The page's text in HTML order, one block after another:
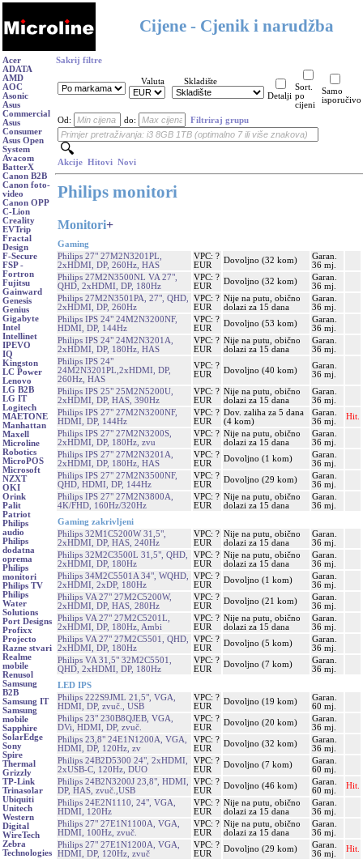
Cijene - Cjenik i narudžba
Acer
ADATA
AMD
AOC
Asonic
Asus
Commercial
Asus
Consumer
Asus Open
System
Avacom
BatterX
Canon B2B
Canon foto-
video
Canon OPP
C-Lion
Creality
EVTrip
Fractal
Design
F-Secure
FSP -
Fortron
Fujitsu
Gainward
Genesis
Genius
Gigabyte
Intel
Intellinet
IPEVO
IQ
Kingston
LC Power
Lenovo
LG B2B
LG IT
Logitech
MAETONE
Manhattan
Maxell
Microline
Robotics
MicroPOS
Microsoft
NZXT
OKI
Orink
Palit
Patriot
Philips
audio
Philips
dodatna
oprema
Philips
monitori
Philips TV
Philips
Water
Solutions
Port Designs
Profixx
Projecto
Razne stvari
Realme
mobile
Renusol
Samsung
B2B
Samsung IT
Samsung
mobile
Sapphire
SolarEdge
Sony
Spire
Thermal
Grizzly
TP-Link
Trinasolar
Ubiquiti
Unitech
Western
Digital
WireTech
Zebra
Technologies
Sakrij filtre
Valuta
Skladište
Detalji
Sort.
po
cijeni
Samo
isporučivo
Od: do: Filtriraj grupu
Akcije Hitovi Novi
Philips monitori
Monitori+
Gaming
Philips 27" 27M2N3201PL,
2xHDMI, DP, 260Hz, HAS
VPC: ?
EUR
Dovoljno (32 kom)
Garan.
36 mj.
Philips 27M2N3500NL VA 27",
QHD, 2xHDMI, DP, 180Hz
VPC: ?
EUR
Dovoljno (32 kom)
Garan.
36 mj.
Philips 27M2N3501PA, 27", QHD,
2xHDMI, DP, 260Hz
VPC: ?
EUR
Nije na putu, obično
dolazi za 15 dana
Garan.
36 mj.
Philips IPS 24" 24M2N3200NF,
HDMI, DP, 144Hz
VPC: ?
EUR
Dovoljno (53 kom)
Garan.
36 mj.
Philips IPS 24" 24M2N3201A,
2xHDMI, DP, 180Hz, HAS
VPC: ?
EUR
Nije na putu, obično
dolazi za 15 dana
Garan.
36 mj.
Philips IPS 24"
24M2N3201PL,2xHDMI, DP,
260Hz, HAS
VPC: ?
EUR
Dovoljno (40 kom)
Garan.
36 mj.
Philips IPS 25" 25M2N5200U,
2xHDMI, DP, HAS, 390Hz
VPC: ?
EUR
Nije na putu, obično
dolazi za 15 dana
Garan.
36 mj.
Philips IPS 27" 27M2N3200NF,
HDMI, DP, 144Hz
VPC: ?
EUR
Dov. zaliha za 5 dana
(4 kom)
Garan.
36 mj.
Hit.
Philips IPS 27" 27M2N3200S,
2xHDMI, DP, 180Hz, zvu
VPC: ?
EUR
Nije na putu, obično
dolazi za 15 dana
Garan.
36 mj.
Philips IPS 27" 27M2N3201A,
2xHDMI, DP, 180Hz, HAS
VPC: ?
EUR
Dovoljno (1 kom)
Garan.
36 mj.
Philips IPS 27" 27M2N3500NF,
QHD, HDMI, DP, 144Hz
VPC: ?
EUR
Dovoljno (29 kom)
Garan.
36 mj.
Philips IPS 27" 27M2N3800A,
4K/FHD, 160Hz/320Hz
VPC: ?
EUR
Nije na putu, obično
dolazi za 15 dana
Garan.
36 mj.
Gaming zakrivljeni
Philips 32M1C5200W 31,5",
2xHDMI, DP, HAS, 240Hz
VPC: ?
EUR
Nije na putu, obično
dolazi za 15 dana
Garan.
36 mj.
Philips 32M2C3500L 31,5", QHD,
2xHDMI, DP, 180Hz
VPC: ?
EUR
Nije na putu, obično
dolazi za 15 dana
Garan.
36 mj.
Philips 34M2C5501A 34", WQHD,
2xHDMI, 2xDP, 180Hz
VPC: ?
EUR
Dovoljno (1 kom)
Garan.
36 mj.
Philips VA 27" 27M2C5200W,
2xHDMI, DP, HAS, 280Hz
VPC: ?
EUR
Dovoljno (21 kom)
Garan.
36 mj.
Philips VA 27" 27M2C5201L,
2xHDMI, DP, 180Hz, Ambi
VPC: ?
EUR
Nije na putu, obično
dolazi za 15 dana
Garan.
36 mj.
Philips VA 27" 27M2C5501, QHD,
2xHDMI, DP, 180Hz
VPC: ?
EUR
Dovoljno (5 kom)
Garan.
36 mj.
Philips VA 31,5" 32M2C5501,
QHD, 2xHDMI, DP, 180Hz
VPC: ?
EUR
Dovoljno (7 kom)
Garan.
36 mj.
LED IPS
Philips 222S9JML 21,5", VGA,
HDMI, DP, zvuč., USB
VPC: ?
EUR
Dovoljno (19 kom)
Garan.
60 mj.
Philips 23" 230B8QJEB, VGA,
DVi, HDMI, DP, zvuč.
VPC: ?
EUR
Dovoljno (20 kom)
Garan.
36 mj.
Philips 23,8" 24E1N1200A, VGA,
HDMI, DP, 120Hz, zv
VPC: ?
EUR
Dovoljno (32 kom)
Garan.
36 mj.
Philips 24B2D5300 24", 2xHDMI,
2xUSB-C, 120Hz, DUO
VPC: ?
EUR
Dovoljno (7 kom)
Garan.
60 mj.
Philips 24B2N3200J 23,8", HDMI,
DP, HAS, zvuč.,USB
VPC: ?
EUR
Dovoljno (46 kom)
Garan.
60 mj.
Hit.
Philips 24E2N1110, 24", VGA,
HDMI, 120Hz
VPC: ?
EUR
Nije na putu, obično
dolazi za 15 dana
Garan.
36 mj.
Philips 27" 27E1N1100A, VGA,
HDMI, 100Hz, zvuč.
VPC: ?
EUR
Nije na putu, obično
dolazi za 15 dana
Garan.
36 mj.
Philips 27" 27E1N1200A, VGA,
HDMI, DP, 120Hz, zvuč
VPC: ?
EUR
Dovoljno (29 kom)
Garan.
36 mj.
Hit.